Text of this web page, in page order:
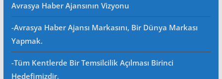
Avrasya Haber Ajansının Vizyonu
-Avrasya Haber Ajansı Markasını, Bir Dünya Markası
Yapmak.
-Tüm Kentlerde Bir Temsilcilik Açılması Birinci
Hedefimizdir.